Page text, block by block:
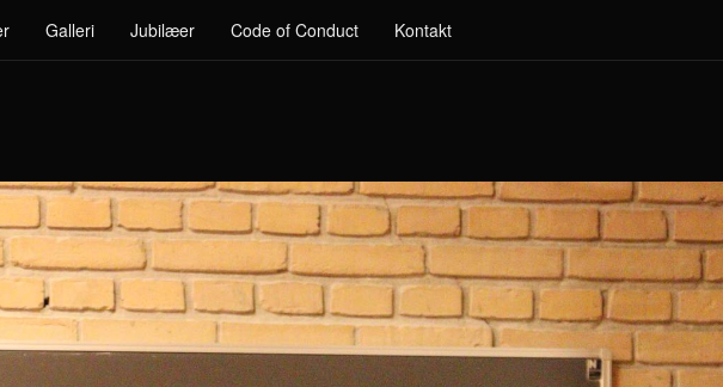
Galleri Jubilæer Code of Conduct Kontakt